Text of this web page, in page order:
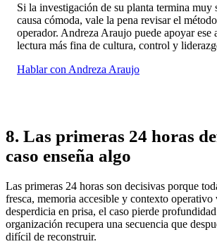
Si la investigación de su planta termina muy
causa cómoda, vale la pena revisar el
operador. Andreza Araujo puede apoyar ese
lectura más fina de cultura, control y
Hablar con Andreza Araujo
8. Las primeras 24 horas
caso enseña algo
Las primeras 24 horas son decisivas porque
fresca, memoria accesible y contexto operativo
desperdicia en prisa, el caso pierde
organización recupera una secuencia que
difícil de reconstruir.